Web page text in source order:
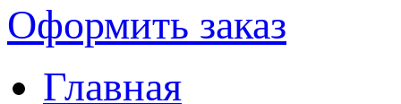
Оформить заказ
Главная